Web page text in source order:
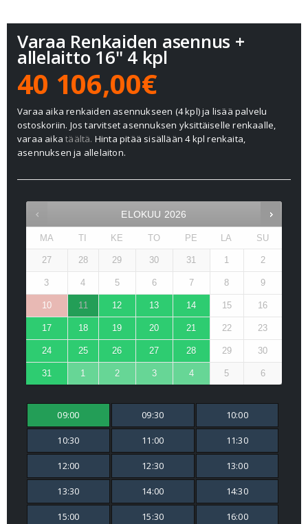
Varaa Renkaiden asennus +
allelaitto 16" 4 kpl
40 106,00€
Varaa aika renkaiden asennukseen (4 kpl) ja lisää palvelu
ostoskoriin. Jos tarvitset asennuksen yksittäiselle renkaalle,
varaa aikatäältä. Hinta pitää sisällään 4 kpl renkaita,
asennuksen ja allelaiton.
ELOKUU 2026
MA TI KE TO PE LA SU
27 28 29 30 31 1 2
3 4 5 6 7 8 9
10 11 12 13 14 15 16
17 18 19 20 21 22 23
24 25 26 27 28 29 30
31 1 2 3 4 5 6
09:00 09:30 10:00
10:30 11:00 11:30
12:00 12:30 13:00
13:30 14:00 14:30
15:00 15:30 16:00